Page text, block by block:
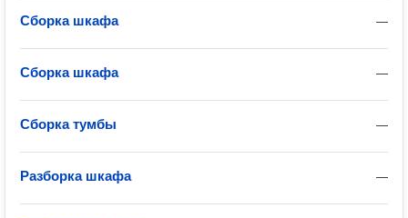
—
Сборка шкафа
—
Сборка шкафа
—
Сборка тумбы
—
Разборка шкафа